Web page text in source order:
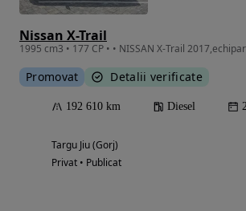
Nissan X-Trail
Promovat Detalii verificate
192 610 km Diesel
Targu Jiu (Gorj)
Privat • Publicat